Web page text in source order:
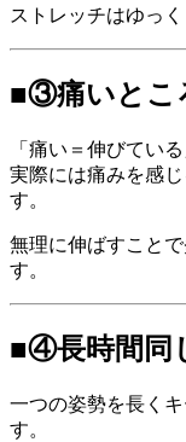
ストレッチはゆっ
■③痛いとこ
「痛い＝伸びてい
実際には痛みを感
す。
無理に伸ばすこと
す。
■④長時間同
一つの姿勢を長く
す。